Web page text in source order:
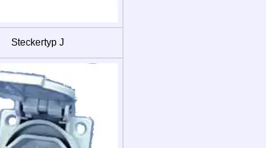
Steckertyp J